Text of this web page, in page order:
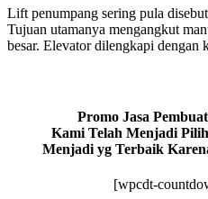
Lift penumpang sering pula
Tujuan utamanya mengangkut
besar. Elevator dilengkapi dengan
Promo Jasa
Kami Telah Menjadi
Menjadi yg Terbaik
[wpcdt-